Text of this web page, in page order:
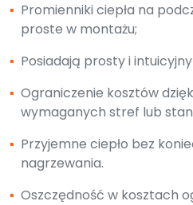
▪ Promienniki ciepła na
proste w montażu;
▪ Posiadają prosty i
▪ Ograniczenie kosztów
wymaganych stref lub
▪ Przyjemne ciepło bez
nagrzewania.
▪ Oszczędność w kosztach